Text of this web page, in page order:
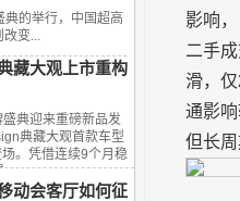
典的举行，中国超高
变...
藏大观上市重构
典迎来重磅新品发
典藏大观首款车型
。凭借连续9个月稳
...
动会客厅如何征
影响
二手
滑，
通影响
但长